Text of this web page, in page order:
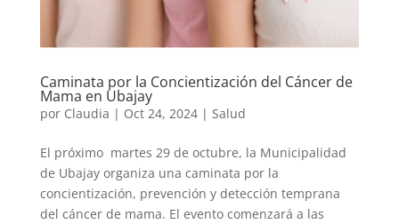
Caminata por la Concientización del Cáncer de
Mama en Ubajay
por Claudia | Oct 24, 2024| Salud
El próximo martes 29 de octubre, la Municipalidad
de Ubajay organiza una caminata por la
concientización, prevención y detección temprana
del cáncer de mama. El evento comenzará a las